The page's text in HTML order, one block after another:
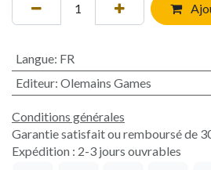
Langue: FR
Editeur: Olemains Games
Conditions générales
Garantie satisfait ou remboursé de
Expédition : 2-3 jours ouvrables